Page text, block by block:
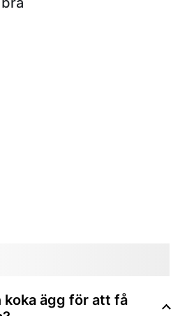
koka ägg för att få